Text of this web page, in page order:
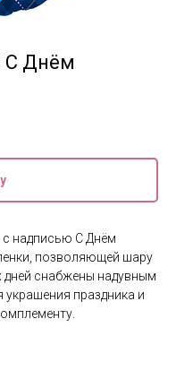
С Днём
надписью С Днём
позволяющей шару
дней снабжены надувным
украшения праздника и